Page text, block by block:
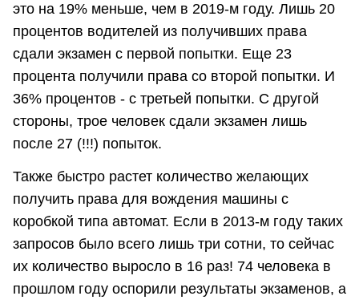
это на 19% меньше, чем в 2019-м году. Лишь 20
процентов водителей из получивших права
сдали экзамен с первой попытки. Еще 23
процента получили права со второй попытки. И
36% процентов - с третьей попытки. С другой
стороны, трое человек сдали экзамен лишь
после 27 (!!!) попыток.
Также быстро растет количество желающих
получить права для вождения машины с
коробкой типа автомат. Если в 2013-м году таких
запросов было всего лишь три сотни, то сейчас
их количество выросло в 16 раз! 74 человека в
прошлом году оспорили результаты экзаменов, а